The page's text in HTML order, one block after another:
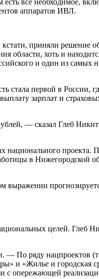
все необходимое,
аппаратов ИВЛ.
приняли решение
области, хоть и
и один из
стала первой в России,
зарплат и
— сказал Глеб
национального проекта.
в Нижегородской
выражении
целей. Глеб
— По ряду нацпроектов
и «Жилье и городская
с опережающей